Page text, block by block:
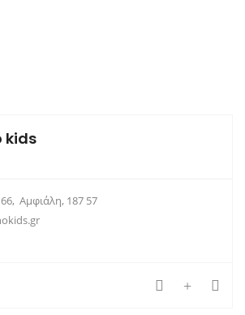
kids
Αμφιάλη, 187 57